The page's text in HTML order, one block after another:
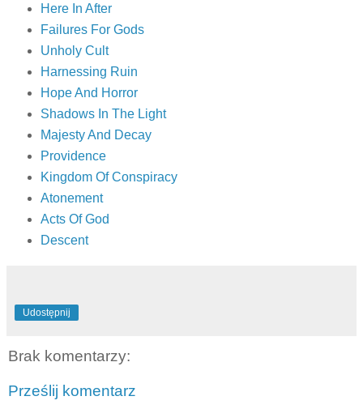
Here In After
Failures For Gods
Unholy Cult
Harnessing Ruin
Hope And Horror
Shadows In The Light
Majesty And Decay
Providence
Kingdom Of Conspiracy
Atonement
Acts Of God
Descent
Udostępnij
Brak komentarzy:
Prześlij komentarz